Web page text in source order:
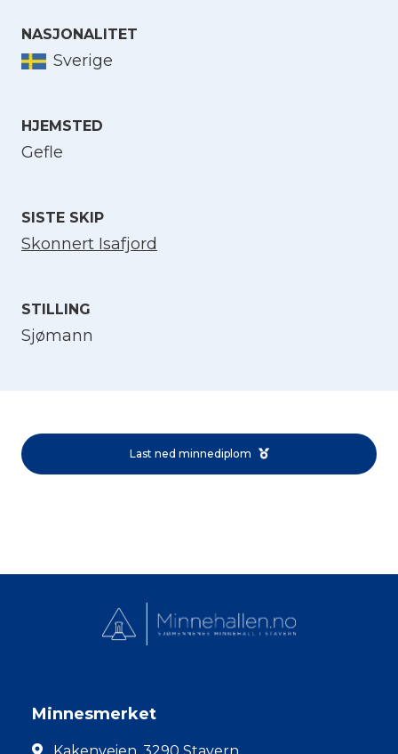
NASJONALITET
Sverige
HJEMSTED
Gefle
SISTE SKIP
Skonnert Isafjord
STILLING
Sjømann
Last ned minnediplom
Minnesmerket
Norsk bokmål